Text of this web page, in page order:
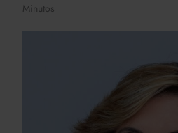
Minutos